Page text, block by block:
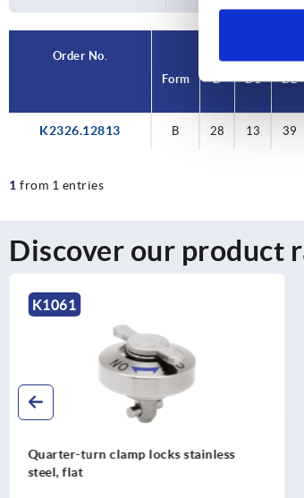
Order No.
Form
D D1 D2
B 28 13 39
Order No.
Form
D D1 D2
K2326.12813 B 28 13 39
1 from 1 entries
Discover our product
K1061
Quarter-turn clamp locks stainless
steel, flat